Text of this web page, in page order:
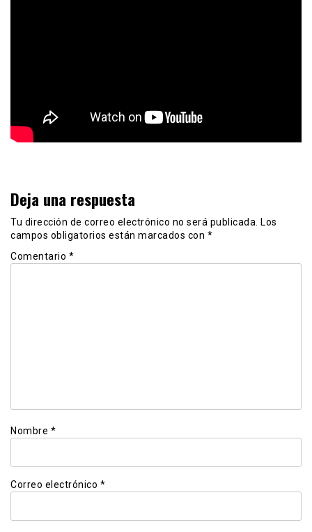
Deja una respuesta
Tu dirección de correo electrónico no será publicada.
Los
campos obligatorios están marcados con *
Comentario *
Nombre *
Correo electrónico *